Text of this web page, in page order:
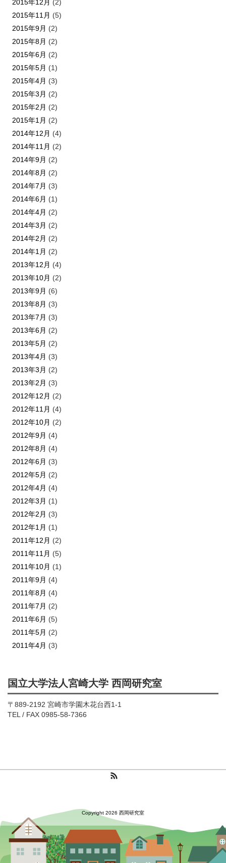
2015年12月 (2)
2015年11月 (5)
2015年9月 (2)
2015年8月 (2)
2015年6月 (2)
2015年5月 (1)
2015年4月 (3)
2015年3月 (2)
2015年2月 (2)
2015年1月 (2)
2014年12月 (4)
2014年11月 (2)
2014年9月 (2)
2014年8月 (2)
2014年7月 (3)
2014年6月 (1)
2014年4月 (2)
2014年3月 (2)
2014年2月 (2)
2014年1月 (2)
2013年12月 (4)
2013年10月 (2)
2013年9月 (6)
2013年8月 (3)
2013年7月 (3)
2013年6月 (2)
2013年5月 (2)
2013年4月 (3)
2013年3月 (2)
2013年2月 (3)
2012年12月 (2)
2012年11月 (4)
2012年10月 (2)
2012年9月 (4)
2012年8月 (4)
2012年6月 (3)
2012年5月 (2)
2012年4月 (4)
2012年3月 (1)
2012年2月 (3)
2012年1月 (1)
2011年12月 (2)
2011年11月 (5)
2011年10月 (1)
2011年9月 (4)
2011年8月 (4)
2011年7月 (2)
2011年6月 (5)
2011年5月 (2)
2011年4月 (3)
国立大学法人宮崎大学 西岡研究室
〒889-2192 宮崎市学園木花台西1-1
TEL / FAX 0985-58-7366
Copyright 2026 西岡研究室